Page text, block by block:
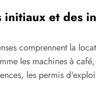
initiaux et des
comprennent la
les machines à
les permis